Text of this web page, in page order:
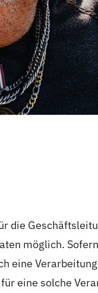
die
möglich.
eine Verarbeitung
eine solche